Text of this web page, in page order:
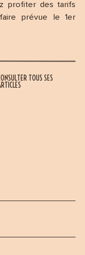
profiter des tarifs
prévue le 1er
TOUS SES